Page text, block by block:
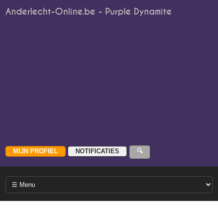
Anderlecht-Online.be - Purple Dynamite